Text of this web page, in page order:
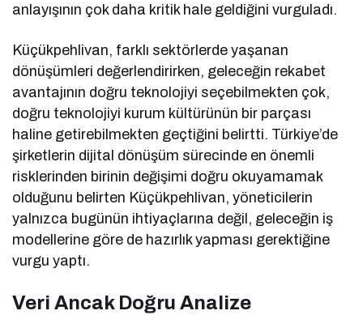
anlayışının çok daha kritik hale geldiğini vurguladı.
Küçükpehlivan, farklı sektörlerde yaşanan
dönüşümleri değerlendirirken, geleceğin rekabet
avantajının doğru teknolojiyi seçebilmekten çok,
doğru teknolojiyi kurum kültürünün bir parçası
haline getirebilmekten geçtiğini belirtti. Türkiye’de
şirketlerin dijital dönüşüm sürecinde en önemli
risklerinden birinin değişimi doğru okuyamamak
olduğunu belirten Küçükpehlivan, yöneticilerin
yalnızca bugünün ihtiyaçlarına değil, geleceğin iş
modellerine göre de hazırlık yapması gerektiğine
vurgu yaptı.
Veri Ancak Doğru Analize